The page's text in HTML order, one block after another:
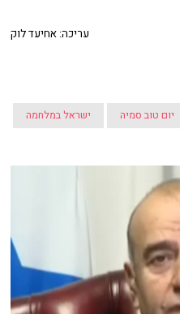
עריכה: אחיעד לוק
יום טוב סמיה ישראל במלחמה